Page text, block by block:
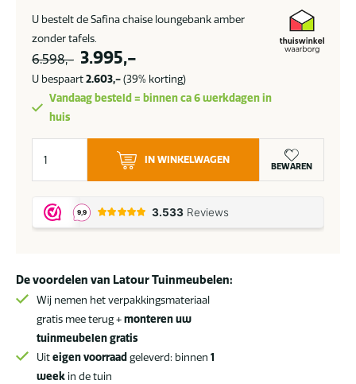
U bestelt de Safina chaise loungebank amber
zonder tafels.
6.598,- Oorspronkelijke
prijs
was:
3.995,-
prijs
is:
U bespaart2.603,-(39% korting)
Vandaag besteld = binnen ca 6 werkdagen in
huis
Seasons
Outdoor
Safina
chaise
SALE
aantal
IN WINKELWAGEN
BEWAREN
De voordelen van Latour Tuinmeubelen:
Wij nemen het verpakkingsmateriaal
gratis mee terug +monteren uw
tuinmeubelen gratis
Uiteigen voorraad geleverd: binnen 1
week in de tuin